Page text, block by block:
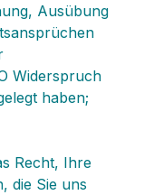
Ausübung
Widerspruch
haben;
Recht, Ihre
die Sie uns